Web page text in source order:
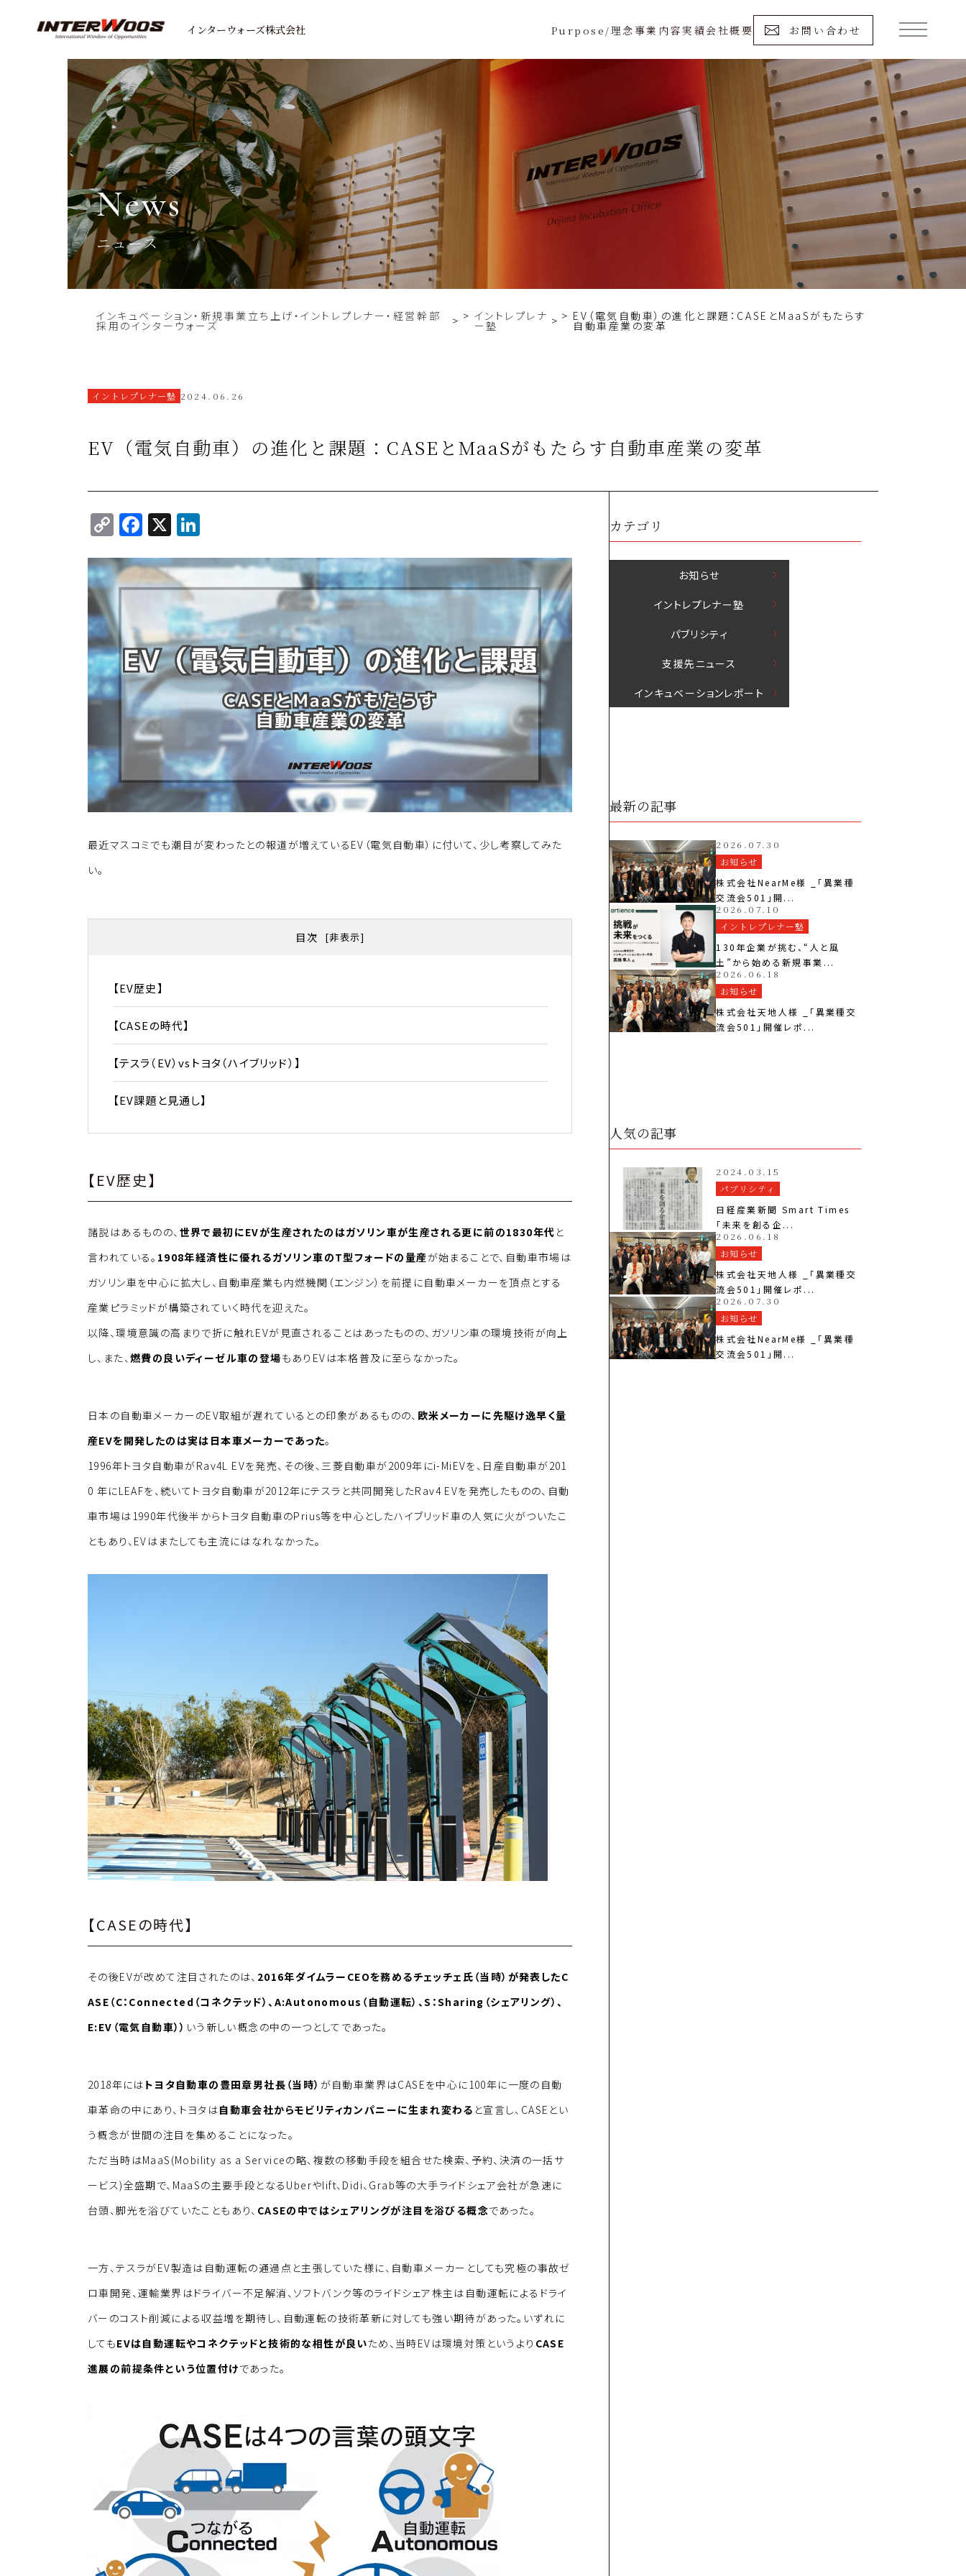
インターウォーズ株式会社 Purpose/理念事業内容実績会社概要 お問い合わせ
news
ニュース
インキュベーション・新規事業立ち上げ・イントレプレナー・経営幹部
採用のインターウォーズ > イントレプレナ
ー塾 > EV（電気自動車）の進化と課題：CASEとMaaSがもたらす
自動車産業の変革
イントレプレナー塾 2024.06.26
EV（電気自動車）の進化と課題：CASEとMaaSがもたらす自動車産業の変革
C
p
y
Li
n
k
F
c
e
o
o
k
X
k
e
dI
n
最近マスコミでも潮目が変わったとの報道が増えているEV（電気自動車）に付いて、少し考察してみた
い。
目次 [非表示]
【EV歴史】
【CASEの時代】
【テスラ（EV）vsトヨタ（ハイブリッド）】
【EV課題と見通し】
【EV歴史】
諸説はあるものの、 世界で最初にEVが生産されたのはガソリン車が生産される更に前の1830年代 と
言われている。 1908年経済性に優れるガソリン車のT型フォードの量産が始まることで、自動車市場は
ガソリン車を中心に拡大し、自動車産業も内燃機関（エンジン）を前提に自動車メーカーを頂点とする
産業ピラミッドが構築されていく時代を迎えた。
以降、環境意識の高まりで折に触れEVが見直されることはあったものの、ガソリン車の環境技術が向上
し、また、燃費の良いディーゼル車の登場もありEVは本格普及に至らなかった。
日本の自動車メーカーのEV取組が遅れているとの印象があるものの、 欧米メーカーに先駆け逸早く量
産EVを開発したのは実は日本車メーカーであった。
1996年トヨタ自動車がRav4L EVを発売、その後、三菱自動車が2009年にi-MiEVを、日産自動車が201
0 年にLEAFを、続いてトヨタ自動車が2012年にテスラと共同開発したRav4 EVを発売したものの、自動
車市場は1990年代後半からトヨタ自動車のPrius等を中心としたハイブリッド車の人気に火がついたこ
ともあり、EVはまたしても主流にはなれなかった。
【CASEの時代】
その後EVが改めて注目されたのは、 2016年ダイムラーCEOを務めるチェッチェ氏（当時）が発表したC
ASE（C：Connected（コネクテッド）、A:Autonomous（自動運転）、S：Sharing（シェアリング）、
E:EV（電気自動車）） いう新しい概念の中の一つとしてであった。
2018年には トヨタ自動車の豊田章男社長（当時） が自動車業界はCASEを中心に100年に一度の自動
車革命の中にあり、トヨタは自動車会社からモビリティカンパニーに生まれ変わる と宣言し、CASEとい
う概念が世間の注目を集めることになった。
ただ当時はMaaS(Mobility as a Serviceの略、複数の移動手段を組合せた検索、予約、決済の一括サ
ービス)全盛期で、MaaSの主要手段となるUberやlift、Didi、Grab等の大手ライドシェア会社が急速に
台頭、脚光を浴びていたこともあり、 CASEの中ではシェアリングが注目を浴びる概念であった。
一方、テスラがEV製造は自動運転の通過点と主張していた様に、自動車メーカーとしても究極の事故ゼ
ロ車開発、運輸業界はドライバー不足解消、ソフトバンク等のライドシェア株主は自動運転によるドライ
バーのコスト削減による収益増を期待し、自動運転の技術革新に対しても強い期待があった。いずれに
してもEVは自動運転やコネクテッドと技術的な相性が良いため、当時EVは環境対策というより CASE
進展の前提条件という位置付けであった。
カテゴリ
お知らせ
イントレプレナー塾
パブリシティ
⽀援先ニュース
インキュベーションレポート
最新の記事
2026.07.30
お知らせ
株式会社NearMe様 _「異業種
交流会501」開...
2026.07.10
イントレプレナー塾
130年企業が挑む、“人と風
土”から始める新規事業...
2026.06.18
お知らせ
株式会社天地人様 _「異業種交
流会501」開催レポ...
人気の記事
2024.03.15
パブリシティ
日経産業新聞 Smart Times
「未来を創る企...
2026.06.18
お知らせ
株式会社天地人様 _「異業種交
流会501」開催レポ...
2026.07.30
お知らせ
株式会社NearMe様 _「異業種
交流会501」開...